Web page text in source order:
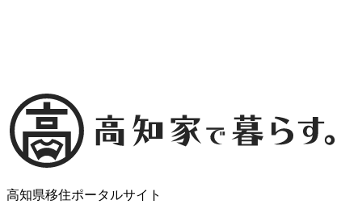
高知県移住ポータルサイト